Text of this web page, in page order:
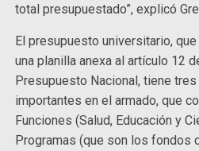
total presupuestado”, explicó
El presupuesto universitario,
una planilla anexa al artículo 12
Presupuesto Nacional, tiene
importantes en el armado, que
Funciones (Salud, Educación y
Programas (que son los fondos